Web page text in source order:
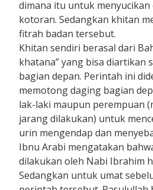
dimana itu untuk
kotoran. Sedangkan khitan
fitrah badan tersebut.
Khitan sendiri berasal dari
khatana” yang bisa diartikan
bagian depan. Perintah ini
memotong daging bagian
lak-laki maupun perempuan
jarang dilakukan) untuk
urin mengendap dan
Ibnu Arabi mengatakan
dilakukan oleh Nabi Ibrahim
Sedangkan untuk umat